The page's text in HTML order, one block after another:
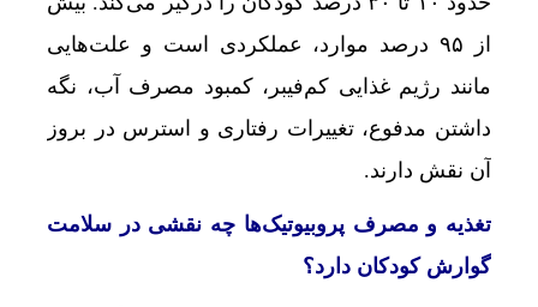
از ۹۵ درصد موارد، عملکردی است و علت‌هایی
مانند رژیم غذایی کم‌فیبر، کمبود مصرف آب، نگه
داشتن مدفوع، تغییرات رفتاری و استرس در بروز
آن نقش دارند.
تغذیه و مصرف پروبیوتیک‌ها چه نقشی در سلامت
گوارش کودکان دارد؟